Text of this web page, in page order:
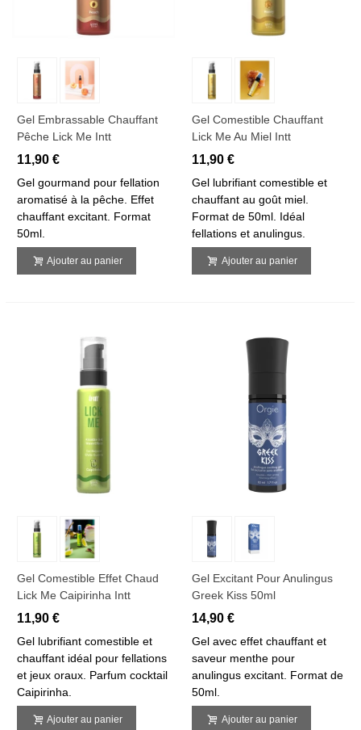
Gel Embrassable Chauffant
Pêche Lick Me Intt
11,90 €
Gel gourmand pour fellation
aromatisé à la pêche. Effet
chauffant excitant. Format
50ml.
Ajouter au panier
Gel Comestible Chauffant
Lick Me Au Miel Intt
11,90 €
Gel lubrifiant comestible et
chauffant au goût miel.
Format de 50ml. Idéal
fellations et anulingus.
Ajouter au panier
Gel Comestible Effet Chaud
Lick Me Caipirinha Intt
11,90 €
Gel lubrifiant comestible et
chauffant idéal pour fellations
et jeux oraux. Parfum cocktail
Caipirinha.
Ajouter au panier
Gel Excitant Pour Anulingus
Greek Kiss 50ml
14,90 €
Gel avec effet chauffant et
saveur menthe pour
anulingus excitant. Format de
50ml.
Ajouter au panier